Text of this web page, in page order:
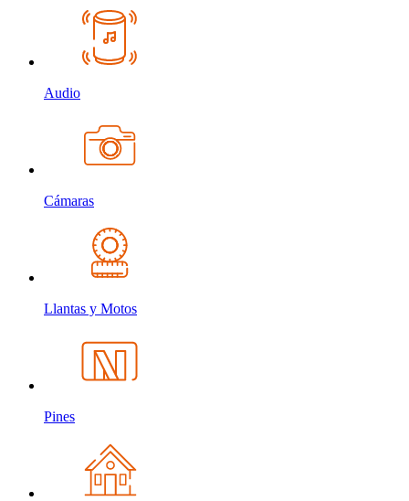
Audio
Cámaras
Llantas y Motos
Pines